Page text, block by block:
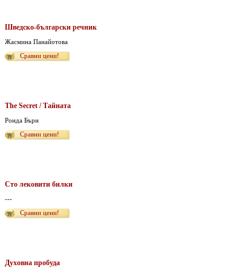
Шведско-български речник
Жасмина Панайотова
Сравни цени!
The Secret / Тайната
Ронда Бърн
Сравни цени!
Сто лековити билки
---
Сравни цени!
Духовна пробуда